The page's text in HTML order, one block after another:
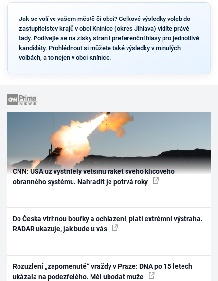
Jak se volí ve vašem městě či obci? Celkové výsledky voleb do
zastupitelstev krajů v obci Knínice (okres Jihlava) vidíte právě
tady. Podívejte se na zisky stran i preferenční hlasy pro jednotlivé
kandidáty. Prohlédnout si můžete také výsledky v minulých
volbách, a to nejen v obci Knínice.
CNN: USA už vystřílely většinu raket svého klíčového
obranného systému. Nahradit je potrvá roky
Do Česka vtrhnou bouřky a ochlazení, platí extrémní výstraha.
RADAR ukazuje, jak bude u vás
Rozuzlení „zapomenuté“ vraždy v Praze: DNA po 15 letech
ukázala na podezřelého. Měl ubodat muže